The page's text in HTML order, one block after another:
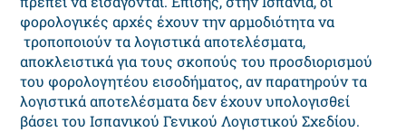
φορολογικές αρχές έχουν την αρμοδιότητα να
τροποποιούν τα λογιστικά αποτελέσματα,
αποκλειστικά για τους σκοπούς του προσδιορισμού
του φορολογητέου εισοδήματος, αν παρατηρούν τα
λογιστικά αποτελέσματα δεν έχουν υπολογισθεί
βάσει του Ισπανικού Γενικού Λογιστικού Σχεδίου.